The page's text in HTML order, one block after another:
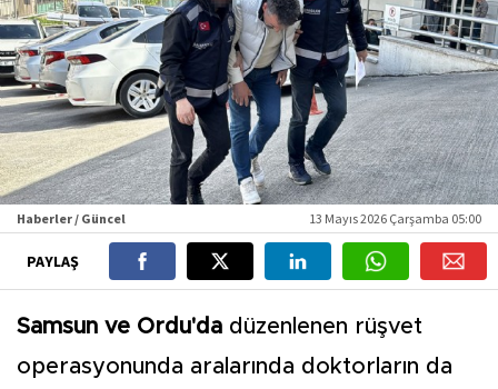
Haberler / Güncel 13 Mayıs 2026 Çarşamba 05:00
PAYLAŞ
Samsun ve Ordu'da düzenlenen rüşvet
operasyonunda aralarında doktorların da